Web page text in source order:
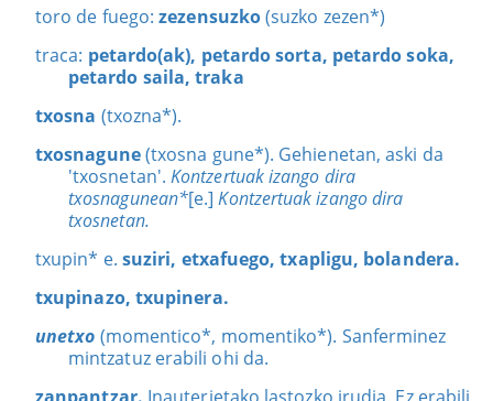
toro de fuego:zezensuzko(suzko zezen*)
traca: petardo(ak), petardo sorta, petardo soka,
petardo saila, traka
txosna (txozna*).
txosnagune(txosna gune*). Gehienetan, aski da
'txosnetan'.Kontzertuak izango dira
txosnagunean*[e.]Kontzertuak izango dira
txosnetan.
txupin* e. suziri, etxafuego, txapligu, bolandera.
txupinazo, txupinera.
unetxo (momentico*, momentiko*). Sanferminez
mintzatuz erabili ohi da.